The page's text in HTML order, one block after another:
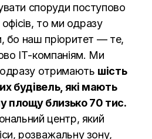
споруди поступово
то ми одразу
бо наш пріоритет — те,
ІТ-компаніям. Ми
отримають шість
будівель, які мають
площу близько 70 тис.
центр, який
розважальну зону,